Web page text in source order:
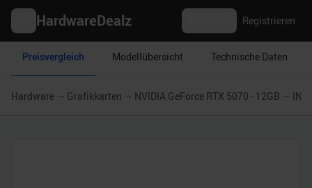
HardwareDealz Registrieren
Preisvergleich Modellübersicht Technische Daten
Hardware Grafikkarten NVIDIA GeForce RTX 5070 - 12GB